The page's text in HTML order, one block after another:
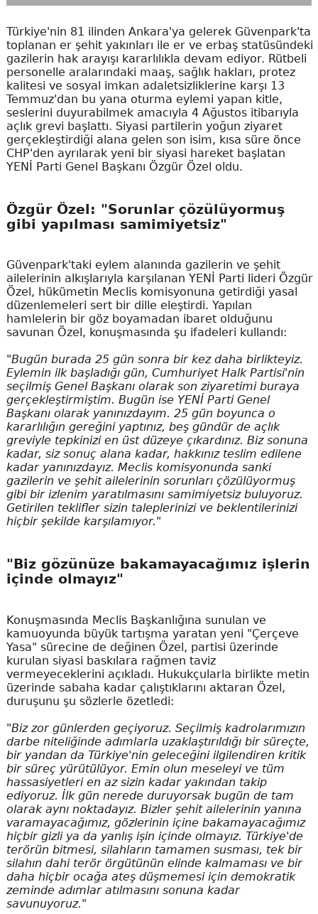
Türkiye'nin 81 ilinden Ankara'ya gelerek Güvenpark'ta
toplanan er şehit yakınları ile er ve erbaş statüsündeki
gazilerin hak arayışı kararlılıkla devam ediyor. Rütbeli
personelle aralarındaki maaş, sağlık hakları, protez
kalitesi ve sosyal imkan adaletsizliklerine karşı 13
Temmuz'dan bu yana oturma eylemi yapan kitle,
seslerini duyurabilmek amacıyla 4 Ağustos itibarıyla
açlık grevi başlattı. Siyasi partilerin yoğun ziyaret
gerçekleştirdiği alana gelen son isim, kısa süre önce
CHP'den ayrılarak yeni bir siyasi hareket başlatan
YENİ Parti Genel Başkanı Özgür Özel oldu.
Özgür Özel: "Sorunlar çözülüyormuş
gibi yapılması samimiyetsiz"
Güvenpark'taki eylem alanında gazilerin ve şehit
ailelerinin alkışlarıyla karşılanan YENİ Parti lideri Özgür
Özel, hükümetin Meclis komisyonuna getirdiği yasal
düzenlemeleri sert bir dille eleştirdi. Yapılan
hamlelerin bir göz boyamadan ibaret olduğunu
savunan Özel, konuşmasında şu ifadeleri kullandı:
"Bugün burada 25 gün sonra bir kez daha birlikteyiz.
Eylemin ilk başladığı gün, Cumhuriyet Halk Partisi'nin
seçilmiş Genel Başkanı olarak son ziyaretimi buraya
gerçekleştirmiştim. Bugün ise YENİ Parti Genel
Başkanı olarak yanınızdayım. 25 gün boyunca o
kararlılığın gereğini yaptınız, beş gündür de açlık
greviyle tepkinizi en üst düzeye çıkardınız. Biz sonuna
kadar, siz sonuç alana kadar, hakkınız teslim edilene
kadar yanınızdayız. Meclis komisyonunda sanki
gazilerin ve şehit ailelerinin sorunları çözülüyormuş
gibi bir izlenim yaratılmasını samimiyetsiz buluyoruz.
Getirilen teklifler sizin taleplerinizi ve beklentilerinizi
hiçbir şekilde karşılamıyor."
"Biz gözünüze bakamayacağımız işlerin
içinde olmayız"
Konuşmasında Meclis Başkanlığına sunulan ve
kamuoyunda büyük tartışma yaratan yeni "Çerçeve
Yasa" sürecine de değinen Özel, partisi üzerinde
kurulan siyasi baskılara rağmen taviz
vermeyeceklerini açıkladı. Hukukçularla birlikte metin
üzerinde sabaha kadar çalıştıklarını aktaran Özel,
duruşunu şu sözlerle özetledi:
"Biz zor günlerden geçiyoruz. Seçilmiş kadrolarımızın
darbe niteliğinde adımlarla uzaklaştırıldığı bir süreçte,
bir yandan da Türkiye'nin geleceğini ilgilendiren kritik
bir süreç yürütülüyor. Emin olun meseleyi ve tüm
hassasiyetleri en az sizin kadar yakından takip
ediyoruz. İlk gün nerede duruyorsak bugün de tam
olarak aynı noktadayız. Bizler şehit ailelerinin yanına
varamayacağımız, gözlerinin içine bakamayacağımız
hiçbir gizli ya da yanlış işin içinde olmayız. Türkiye'de
terörün bitmesi, silahların tamamen susması, tek bir
silahın dahi terör örgütünün elinde kalmaması ve bir
daha hiçbir ocağa ateş düşmemesi için demokratik
zeminde adımlar atılmasını sonuna kadar
savunuyoruz."